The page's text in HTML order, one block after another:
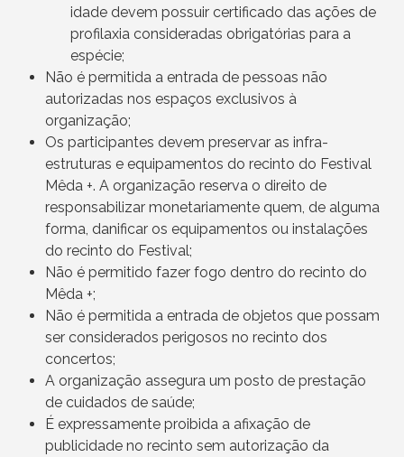
idade devem possuir certificado das ações de
profilaxia consideradas obrigatórias para a
espécie;
Não é permitida a entrada de pessoas não
autorizadas nos espaços exclusivos à
organização;
Os participantes devem preservar as infra-
estruturas e equipamentos do recinto do Festival
Mêda +. A organização reserva o direito de
responsabilizar monetariamente quem, de alguma
forma, danificar os equipamentos ou instalações
do recinto do Festival;
Não é permitido fazer fogo dentro do recinto do
Mêda +;
Não é permitida a entrada de objetos que possam
ser considerados perigosos no recinto dos
concertos;
A organização assegura um posto de prestação
de cuidados de saúde;
É expressamente proibida a afixação de
publicidade no recinto sem autorização da